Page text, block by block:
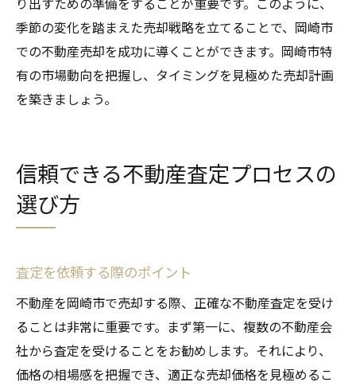
季節の変化を踏まえた売却戦略を立てることで、岡崎市
での不動産売却を成功に導くことができます。岡崎市特
有の市場動向を把握し、タイミングを見極めた売却計画
を築きましょう。
信頼できる不動産査定プロセスの
選び方
査定を依頼する際のポイント
不動産を岡崎市で売却する際、正確な不動産査定を受け
ることは非常に重要です。まず第一に、複数の不動産会
社から査定を受けることをお勧めします。それにより、
価格の相場感を把握でき、適正な売却価格を見極めるこ